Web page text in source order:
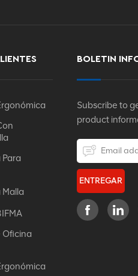
Malla
Oficina
BOLETIN
Subscribe to
product
ENTREGAR